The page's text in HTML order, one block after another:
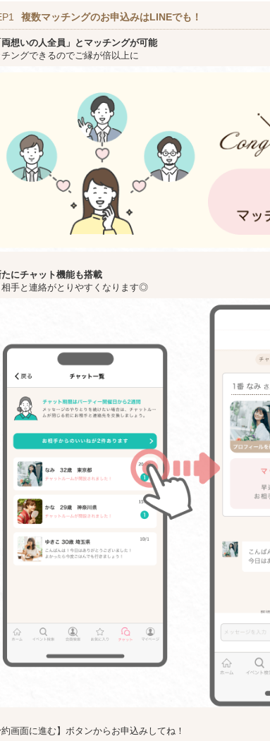
複数マッチングのお申込みはLINEでも！
想いの人全員」とマッチングが可能
チングできるのでご縁が倍以上に
にチャット機能も搭載
相手と連絡がとりやすくなります◎
約画面に進む】ボタンからお申込みしてね！